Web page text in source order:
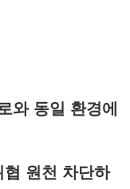
와 동일 환경에
원천 차단하